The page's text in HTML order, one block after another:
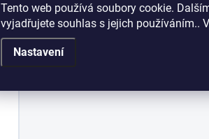
Tento web používá soubory cookie.
vyjadřujete souhlas s jejich používáním..
Nastavení